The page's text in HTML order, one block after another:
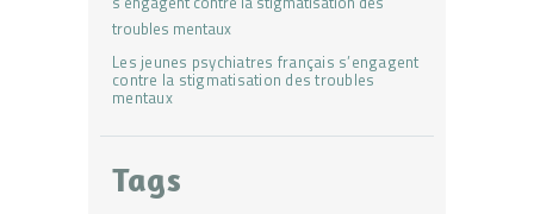
Les jeunes psychiatres français s’engagent
contre la stigmatisation des troubles
mentaux
Tags